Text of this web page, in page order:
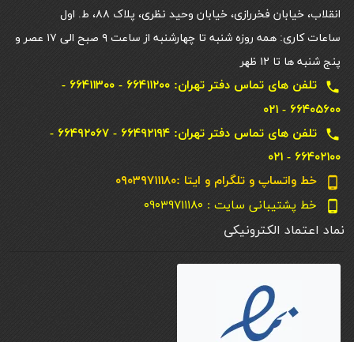
انقلاب، خیابان فخررازی، خیابان وحید نظری، پلاک ۸۸، ط. اول
ساعات کاری: همه روزه شنبه تا چهارشنبه از ساعت ۹ صبح الی ۱۷ عصر و
پنج شنبه ها تا ۱۲ ظهر
local_phone
تلفن های تماس دفتر تهران: ۶۶۴۱۱۲۰۰ - ۶۶۴۱۱۳۰۰ -
۶۶۴۰۵۶۰۰ - ۰۲۱
local_phone
تلفن های تماس دفتر تهران: ۶۶۴۹۲۱۹۴ - ۶۶۴۹۲۰۶۷ -
۶۶۴۰۲۱۰۰ - ۰۲۱
phone_android خط واتساپ و تلگرام و ایتا :۰۹۰۳۹۷۱۱۱۸۰
phone_android خط پشتیبانی سایت : ۰۹۰۳۹۷۱۱۱۸۰
نماد اعتماد الکترونیکی